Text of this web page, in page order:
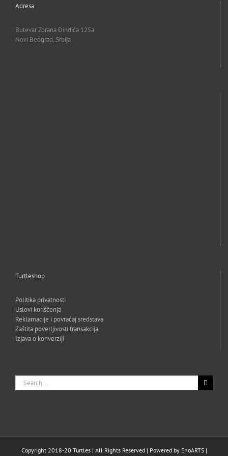
Adresa
Bulevar Zorana Đinđića 125a
Novi Beograd, Srbija
Turtleshop
Politika privatnosti
Uslovi korišćenja
Reklamacije i povraćaj sredstava
Zaštita poverljivosti transakcija
Izjava o konverziji
Search
for:
Copyright 2018-20 Turtles | All Rights Reserved | Powered by EhoARTS|